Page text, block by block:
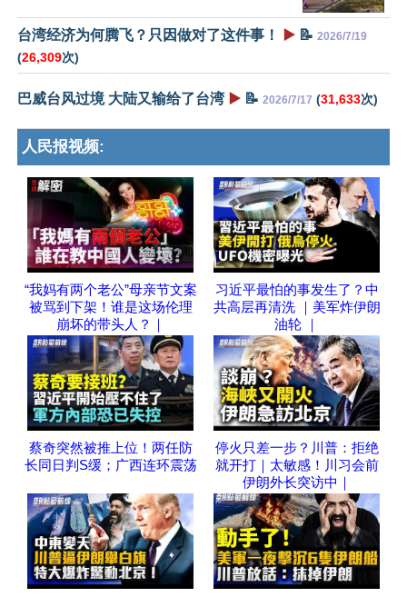
台湾经济为何腾飞？只因做对了这件事！ ▶️ 📝 2026/7/19
(26,309次)
巴威台风过境 大陆又输给了台湾 ▶️ 📝 2026/7/17 (31,633次)
人民报视频:
“我妈有两个老公”母亲节文案
被骂到下架！谁是这场伦理
崩坏的带头人？｜
习近平最怕的事发生了？中
共高层再清洗 ｜美军炸伊朗
油轮 ｜
蔡奇突然被推上位！两任防
长同日判S缓；广西连环震荡
停火只差一步？川普：拒绝
就开打｜太敏感！川习会前
伊朗外长突访中｜